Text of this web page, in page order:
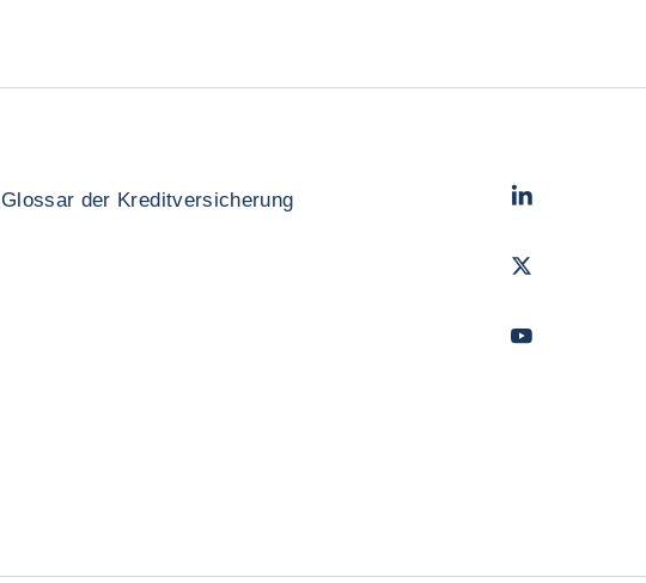
Glossar der Kreditversicherung LinkedIn
Twitter
Youtube